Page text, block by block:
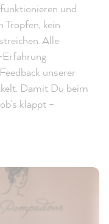
und
Tropfen, kein
Alle
unserer
Damit Du beim
klappt –